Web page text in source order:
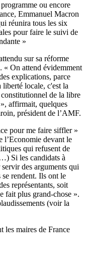
ou encore
Emmanuel Macron
réunira tous les six
pour faire le suivi de
»
sur sa réforme
« On attend évidemment
explications, parce
liberté locale, c'est la
de la libre
affirmait, quelques
président de l’AMF.
pour me faire siffler »
l’Economie devant le
qui refusent de
Si les candidats à
des arguments qui
rendent. Ils ont le
représentants, soit
fait plus grand-chose ».
(voir la
les maires de France